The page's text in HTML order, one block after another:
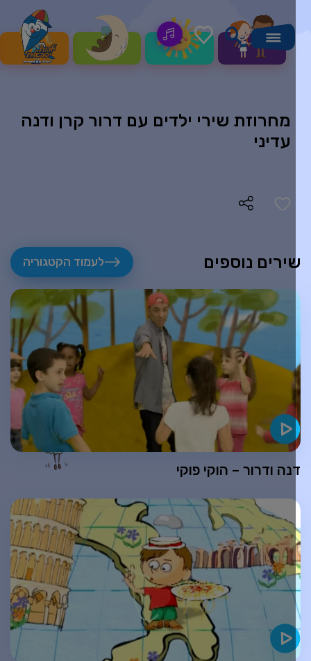
מחרוזת שירי ילדים עם דרור קרן ודנה
עדיני
נוספים לעמוד הקטגוריה
ודרור – הוקי פוקי